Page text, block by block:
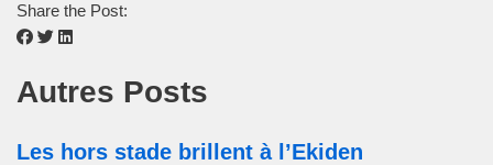
Share the Post:
Autres Posts
Les hors stade brillent à l’Ekiden